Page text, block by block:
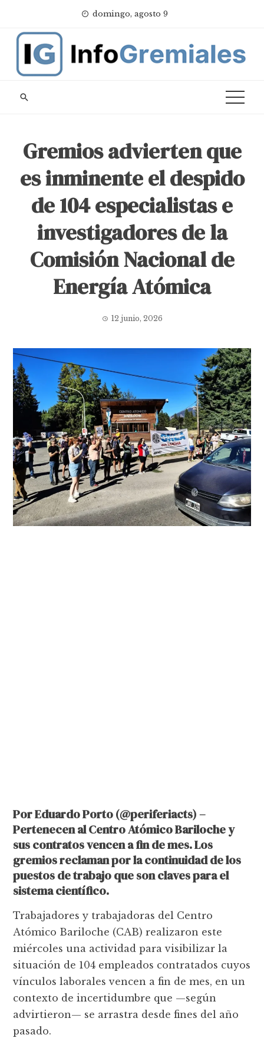
content
domingo, agosto 9
Gremios advierten que
es inminente el despido
de 104 especialistas e
investigadores de la
Comisión Nacional de
Energía Atómica
12 junio, 2026
Por Eduardo Porto (@periferiacts) –
Pertenecen al Centro Atómico Bariloche y
sus contratos vencen a fin de mes. Los
gremios reclaman por la continuidad de los
puestos de trabajo que son claves para el
sistema científico.
Trabajadores y trabajadoras del Centro
Atómico Bariloche (CAB) realizaron este
miércoles una actividad para visibilizar la
situación de 104 empleados contratados cuyos
vínculos laborales vencen a fin de mes, en un
contexto de incertidumbre que —según
advirtieron— se arrastra desde fines del año
pasado.